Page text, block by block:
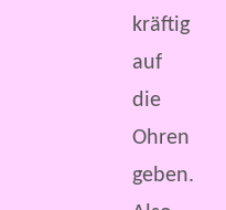
kräftig
auf
die
Ohren
geben.